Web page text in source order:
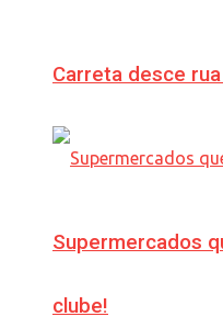
Carreta desce
Supermercados
clube!